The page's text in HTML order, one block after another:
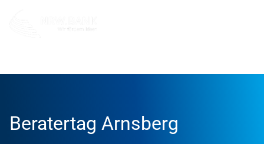
Beratertag Arnsberg